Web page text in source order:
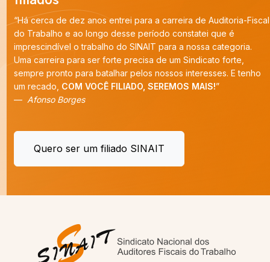
“Há cerca de dez anos entrei para a carreira de Auditoria-Fiscal
do Trabalho e ao longo desse período constatei que é
imprescindível o trabalho do SINAIT para a nossa categoria.
Uma carreira para ser forte precisa de um Sindicato forte,
sempre pronto para batalhar pelos nossos interesses. E tenho
um recado,COM VOCÊ FILIADO, SEREMOS MAIS!”
Afonso Borges
Quero ser um filiado SINAIT